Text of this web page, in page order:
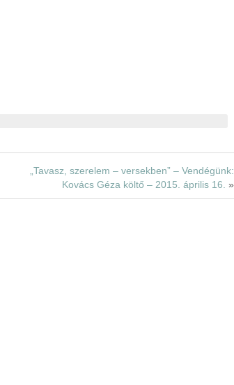
„Tavasz, szerelem – versekben” – Vendégünk:
Kovács Géza költő – 2015. április 16. »